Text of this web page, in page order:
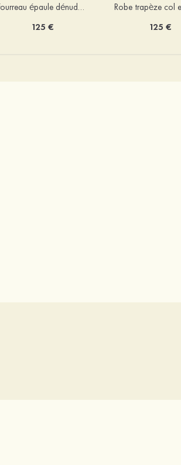
Fourreau épaule dénudée soie comme du satin courte/mini robe de fête de la rentrée
125 € 125 €